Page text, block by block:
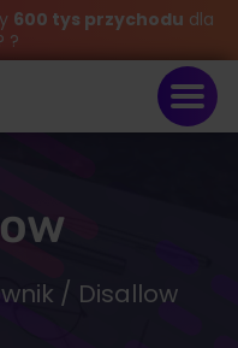
600 tys przychodu dla
?
/ Disallow